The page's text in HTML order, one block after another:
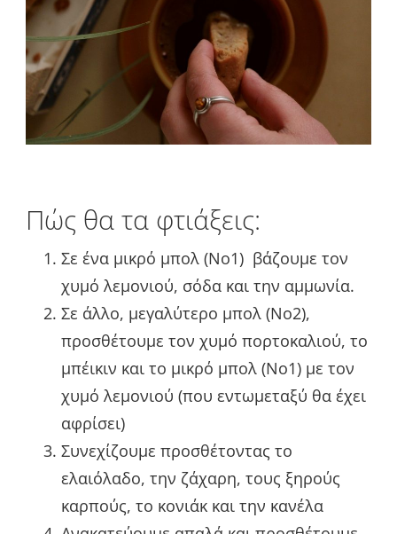
Πώς θα τα φτιάξεις:
Σε ένα μικρό μπολ (Νο1) βάζουμε τον
χυμό λεμονιού, σόδα και την αμμωνία.
Σε άλλο, μεγαλύτερο μπολ (Νο2),
προσθέτουμε τον χυμό πορτοκαλιού, το
μπέικιν και το μικρό μπολ (Νο1) με τον
χυμό λεμονιού (που εντωμεταξύ θα έχει
αφρίσει)
Συνεχίζουμε προσθέτοντας το
ελαιόλαδο, την ζάχαρη, τους ξηρούς
καρπούς, το κονιάκ και την κανέλα